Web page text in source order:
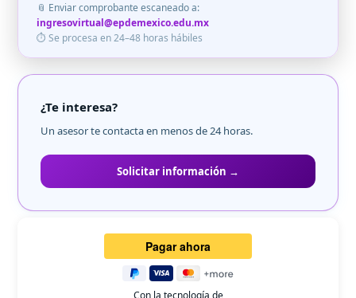
📎 Enviar comprobante escaneado a:
ingresovirtual@epdemexico.edu.mx
⏱ Se procesa en 24–48 horas hábiles
¿Te interesa?
Un asesor te contacta en menos de 24 horas.
Solicitar información →
Con la tecnología de